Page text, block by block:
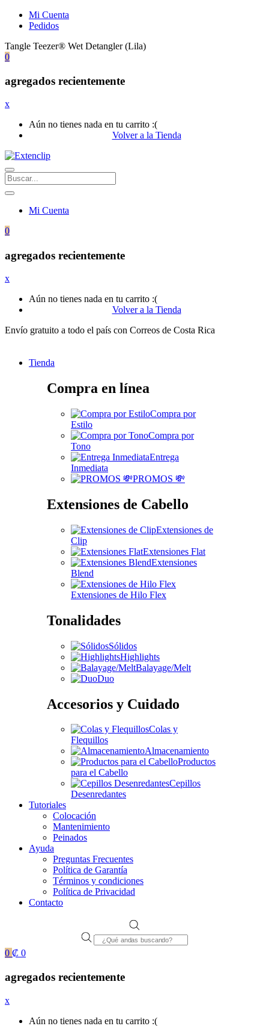
Mi Cuenta
Pedidos
Tangle Teezer® Wet Detangler (Lila)
0
agregados recientemente
x
Aún no tienes nada en tu carrito :(
Volver a la Tienda
Mi Cuenta
0
agregados recientemente
x
Aún no tienes nada en tu carrito :(
Volver a la Tienda
Envío gratuito a todo el país con Correos de Costa Rica
Tienda
Compra en línea
Compra por
Estilo
Compra por
Tono
Entrega
Inmediata
PROMOS 💸
Extensiones de Cabello
Extensiones de
Clip
Extensiones Flat
Extensiones
Blend
Extensiones de Hilo Flex
Tonalidades
Sólidos
Highlights
Balayage/Melt
Duo
Accesorios y Cuidado
Colas y
Flequillos
Almacenamiento
Productos
para el Cabello
Cepillos
Desenredantes
Tutoriales
Colocación
Mantenimiento
Peinados
Ayuda
Preguntas Frecuentes
Política de Garantía
Términos y condiciones
Política de Privacidad
Contacto
Products
search
0 ₡ 0
agregados recientemente
x
Aún no tienes nada en tu carrito :(